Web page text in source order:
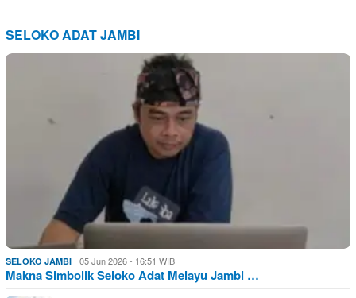
SELOKO ADAT JAMBI
SELOKO JAMBI 05 Jun 2026 - 16:51 WIB
Makna Simbolik Seloko Adat Melayu Jambi …